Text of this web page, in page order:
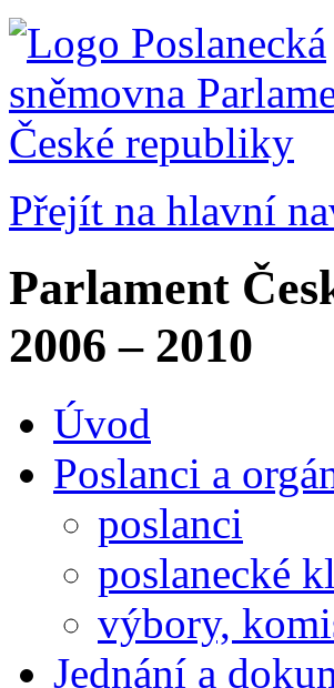
Přejít na hlavní
Parlament
2006 – 2010
Úvod
Poslanci a
poslanci
poslanecké
výbory,
Jednání a